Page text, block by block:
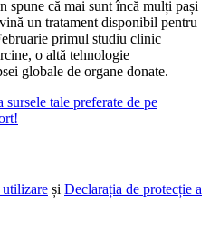
spune că mai sunt încă mulți pași
un tratament disponibil pentru
primul studiu clinic
o altă tehnologie
globale de organe donate.
tale preferate de pe
și Declarația de protecție a